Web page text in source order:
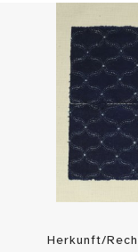
Herkunft/